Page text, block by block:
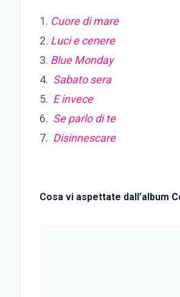
1. Cuore di mare
2. Luci e cenere
3. Blue Monday
4. Sabato sera
5. E invece
6. Se parlo di te
7. Disinnescare
Cosa vi aspettate dall’album